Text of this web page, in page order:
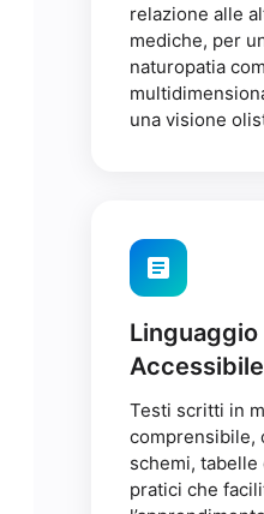
relazione alle
mediche, per
naturopatia
una visione
Linguaggio
Accessibile
Testi scritti in
comprensibile,
schemi,
pratici che